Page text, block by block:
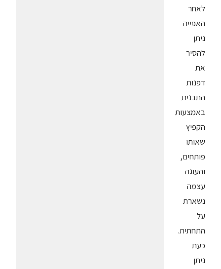
לאחר
האפייה
ניתן
להסיר
את
דפנות
התבנית
באמצעות
הקפיץ
שאותו
פותחים,
והעוגה
עצמה
נשארת
על
התחתית.
כעת
ניתן